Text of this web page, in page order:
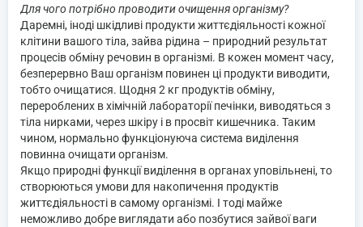
Для чого потрібно проводити очищення організму?
Даремні, іноді шкідливі продукти життєдіяльності кожної
клітини вашого тіла, зайва рідина – природний результат
процесів обміну речовин в організмі. В кожен момент часу,
безперервно Ваш організм повинен ці продукти виводити,
тобто очищатися. Щодня 2 кг продуктів обміну,
перероблених в хімічній лабораторії печінки, виводяться з
тіла нирками, через шкіру і в просвіт кишечника. Таким
чином, нормально функціонуюча система виділення
повинна очищати організм.
Якщо природні функції виділення в органах уповільнені, то
створюються умови для накопичення продуктів
життєдіяльності в самому організмі. І тоді майже
неможливо добре виглядати або позбутися зайвої ваги